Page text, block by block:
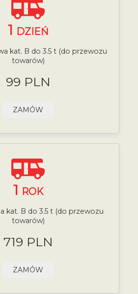
1 DZIEŃ
kat. B do 3.5 t (do przewozu
towarów)
99 PLN
ZAMÓW
1 ROK
kat. B do 3.5 t (do przewozu
towarów)
719 PLN
ZAMÓW